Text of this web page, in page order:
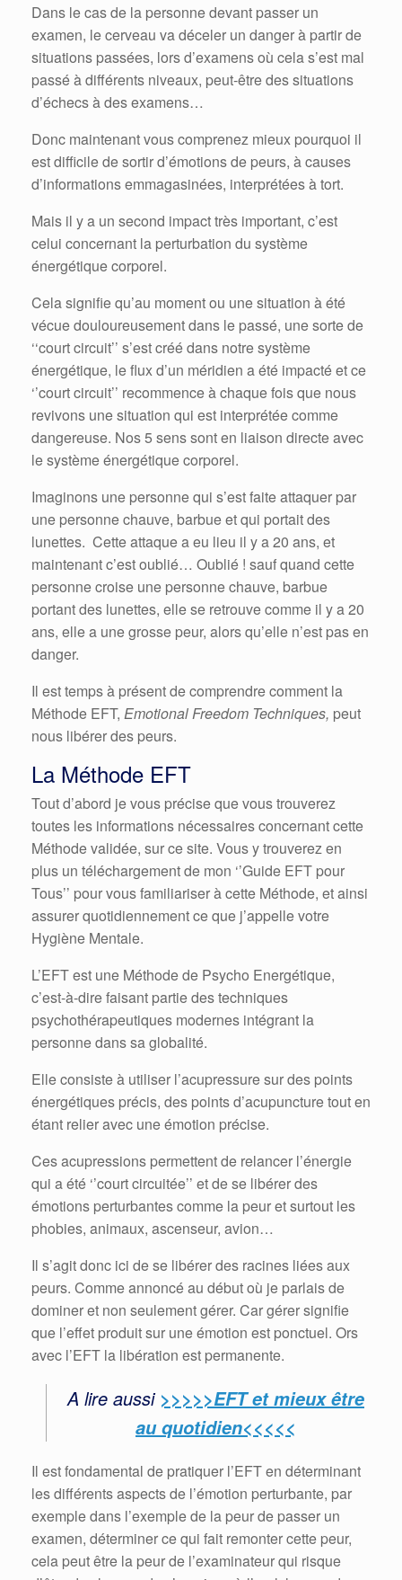
Dans le cas de la personne devant passer un
examen, le cerveau va déceler un danger à partir de
situations passées, lors d’examens où cela s’est mal
passé à différents niveaux, peut-être des situations
d’échecs à des examens…
Donc maintenant vous comprenez mieux pourquoi il
est difficile de sortir d’émotions de peurs, à causes
d’informations emmagasinées, interprétées à tort.
Mais il y a un second impact très important, c’est
celui concernant la perturbation du système
énergétique corporel.
Cela signifie qu’au moment ou une situation à été
vécue douloureusement dans le passé, une sorte de
‘‘court circuit’’ s’est créé dans notre système
énergétique, le flux d’un méridien a été impacté et ce
‘’court circuit’’ recommence à chaque fois que nous
revivons une situation qui est interprétée comme
dangereuse. Nos 5 sens sont en liaison directe avec
le système énergétique corporel.
Imaginons une personne qui s’est faite attaquer par
une personne chauve, barbue et qui portait des
lunettes. Cette attaque a eu lieu il y a 20 ans, et
maintenant c’est oublié… Oublié ! sauf quand cette
personne croise une personne chauve, barbue
portant des lunettes, elle se retrouve comme il y a 20
ans, elle a une grosse peur, alors qu’elle n’est pas en
danger.
Il est temps à présent de comprendre comment la
Méthode EFT, Emotional Freedom Techniques, peut
nous libérer des peurs.
La Méthode EFT
Tout d’abord je vous précise que vous trouverez
toutes les informations nécessaires concernant cette
Méthode validée, sur ce site. Vous y trouverez en
plus un téléchargement de mon ‘’Guide EFT pour
Tous’’ pour vous familiariser à cette Méthode, et ainsi
assurer quotidiennement ce que j’appelle votre
Hygiène Mentale.
L’EFT est une Méthode de Psycho Energétique,
c’est-à-dire faisant partie des techniques
psychothérapeutiques modernes intégrant la
personne dans sa globalité.
Elle consiste à utiliser l’acupressure sur des points
énergétiques précis, des points d’acupuncture tout en
étant relier avec une émotion précise.
Ces acupressions permettent de relancer l’énergie
qui a été ‘’court circuitée’’ et de se libérer des
émotions perturbantes comme la peur et surtout les
phobies, animaux, ascenseur, avion…
Il s’agit donc ici de se libérer des racines liées aux
peurs. Comme annoncé au début où je parlais de
dominer et non seulement gérer. Car gérer signifie
que l’effet produit sur une émotion est ponctuel. Ors
avec l’EFT la libération est permanente.
A lire aussi >>>>>EFT et mieux être
au quotidien<<<<<
Il est fondamental de pratiquer l’EFT en déterminant
les différents aspects de l’émotion perturbante, par
exemple dans l’exemple de la peur de passer un
examen, déterminer ce qui fait remonter cette peur,
cela peut être la peur de l’examinateur qui risque